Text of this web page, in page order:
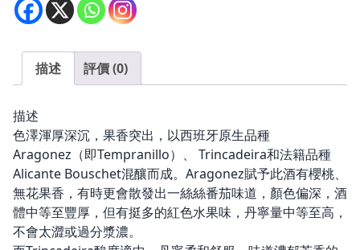
2017
量
750ml(Box,
Bottle)
描述 評價 (0)
描述
色澤渾厚深沉，果香突出，以西班牙原生品種
Aragonez（即Tempranillo）、 Trincadeira和法籍品種
Alicante Bouschet混釀而成。Aragonez賦予此酒有櫻桃、
無花果香，有時更會散發出一絲絲番茄味道，顏色偏深，酒
體中等至豐厚，但有挺多的紅色水果味，丹寧量中等至高，
不會太澀或過分漿濃。